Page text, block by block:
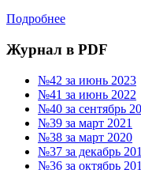
Подробнее
Журнал в PDF
№42 за июнь 2023
№41 за июнь 2022
№40 за сентябрь
№39 за март 2021
№38 за март 2020
№37 за декабрь
№36 за октябрь